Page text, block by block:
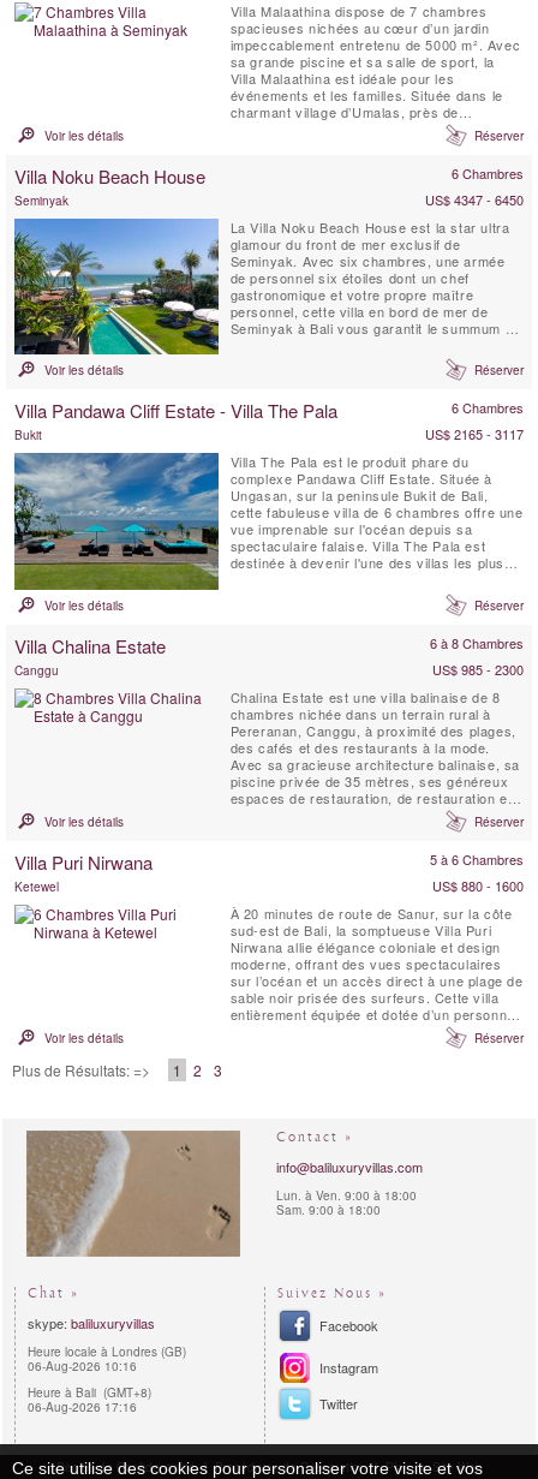
Villa Malaathina dispose de 7 chambres
spacieuses nichées au cœur d’un jardin
impeccablement entretenu de 5000 m². Avec
sa grande piscine et sa salle de sport, la
Villa Malaathina est idéale pour les
événements et les familles. Située dans le
charmant village d’Umalas, près de
Seminyak, cette luxueuse villa vous invite à
vivre comme des rois dans un cadre serein
a Tout ce que vous pourriez jamais vouloir
Voir les détails Réserver
Villa Noku Beach House 6 Chambres
Seminyak
US$ 4347 - 6450
La Villa Noku Beach House est la star ultra
glamour du front de mer exclusif de
Seminyak. Avec six chambres, une armée
de personnel six étoiles dont un chef
gastronomique et votre propre maître
personnel, cette villa en bord de mer de
Seminyak à Bali vous garantit le summum du
divertissante avec terrasses et terrasses
couvertes, un spa avec bassin profond, de
de tennis en bord de mer flanquent...
Voir les détails Réserver
Villa Pandawa Cliff Estate - Villa The Pala 6 Chambres
Bukit
US$ 2165 - 3117
Villa The Pala est le produit phare du
complexe Pandawa Cliff Estate. Située à
Ungasan, sur la peninsule Bukit de Bali,
cette fabuleuse villa de 6 chambres offre une
vue imprenable sur l'océan depuis sa
spectaculaire falaise. Villa The Pala est
destinée à devenir l'une des villas les plus
un mariage grandiose, ou pour un séjour en
famille, ou encore comme un refuge
Voir les détails Réserver
Villa Chalina Estate 6 à 8 Chambres
Canggu
US$ 985 - 2300
Chalina Estate est une villa balinaise de 8
chambres nichée dans un terrain rural à
Pereranan, Canggu, à proximité des plages,
des cafés et des restaurants à la mode.
Avec sa gracieuse architecture balinaise, sa
piscine privée de 35 mètres, ses généreux
espaces de restauration, de restauration et
de divertissement, son personnel et son chef
à temps plein, sa proximité avec les points
paysagers, le domaine est l'une des villas
Voir les détails Réserver
Villa Puri Nirwana 5 à 6 Chambres
Ketewel
US$ 880 - 1600
À 20 minutes de route de Sanur, sur la côte
sud-est de Bali, la somptueuse Villa Puri
Nirwana allie élégance coloniale et design
moderne, offrant des vues spectaculaires
sur l’océan et un accès direct à une plage de
sable noir prisée des surfeurs. Cette villa
entièrement équipée et dotée d’un personnel
professionnel peut accueillir confortablement
jusqu’à 20 personnes dans six grandes
Voir les détails Réserver
Plus de Résultats: => 1 2 3
Contact »
info@baliluxuryvillas.com
Lun. à Ven. 9:00 à 18:00
Sam. 9:00 à 18:00
Chat »
skype: baliluxuryvillas
Heure locale à Londres (GB)
06-Aug-2026 10:16
Heure à Bali (GMT+8)
06-Aug-2026 17:16
Suivez Nous »
Facebook
Instagram
Twitter
Règles de Confidentialité Procédures de Réservation Plan du Site Web
Ce site utilise des cookies pour personaliser votre visite et vos